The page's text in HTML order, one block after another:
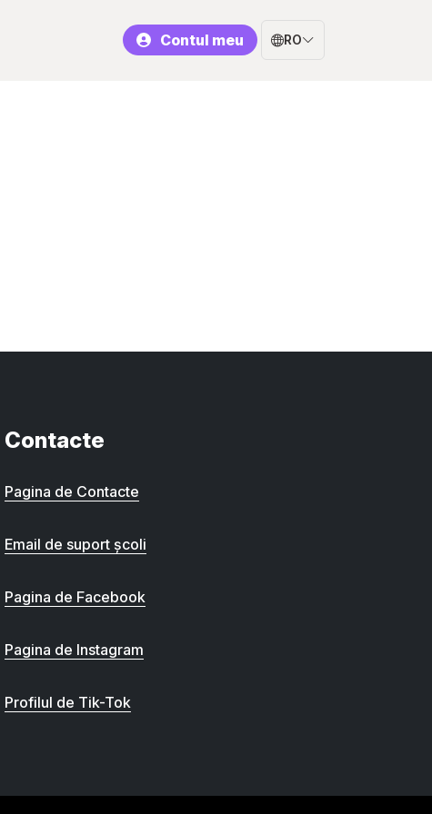
Contul meu RO
Contacte
Pagina de Contacte
Email de suport școli
Pagina de Facebook
Pagina de Instagram
Profilul de Tik-Tok